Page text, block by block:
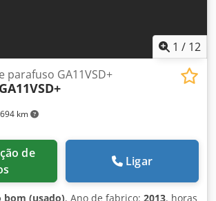
1 / 12
km
parafuso GA11VSD+
GA11VSD+
Ligar
bom (usado), Ano de fabrico: 2013, horas